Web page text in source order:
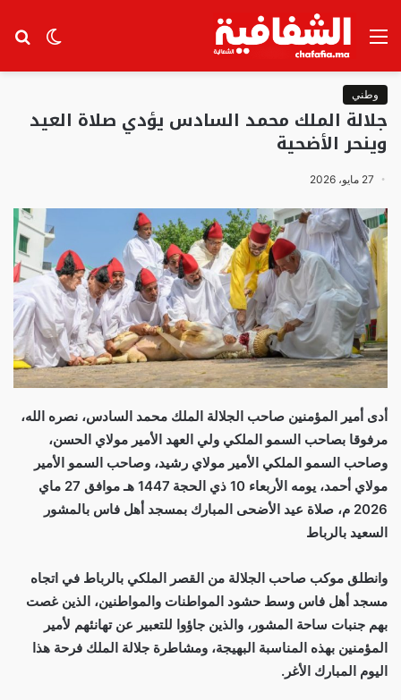
الوضع
القائمة
وطني
جلالة الملك محمد السادس يؤدي صلاة العيد
وينحر الأضحية
27 مايو، 2026
أدى أمير المؤمنين صاحب الجلالة الملك محمد السادس، نصره الله،
مرفوقا بصاحب السمو الملكي ولي العهد الأمير مولاي الحسن،
وصاحب السمو الملكي الأمير مولاي رشيد، وصاحب السمو الأمير
مولاي أحمد، يومه الأربعاء 10 ذي الحجة 1447 هـ موافق 27 ماي
2026 م، صلاة عيد الأضحى المبارك بمسجد أهل فاس بالمشور
السعيد بالرباط
وانطلق موكب صاحب الجلالة من القصر الملكي بالرباط في اتجاه
مسجد أهل فاس وسط حشود المواطنات والمواطنين، الذين غصت
بهم جنبات ساحة المشور، والذين جاؤوا للتعبير عن تهانئهم لأمير
المؤمنين بهذه المناسبة البهيجة، ومشاطرة جلالة الملك فرحة هذا
اليوم المبارك الأغر.